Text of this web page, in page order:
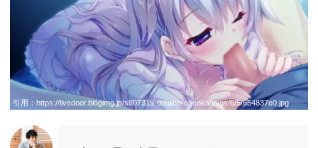
引用： https://livedoor.blogimg.jp/s807319-doujinerosenka/imgs/6/5/654837e0.jpg